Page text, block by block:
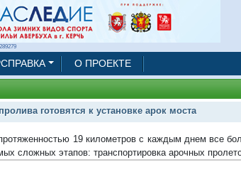
О ПРОЕКТЕ
готовятся к установке арок моста
19 километров с каждым днем все
сложных этапов: транспортировка арочных